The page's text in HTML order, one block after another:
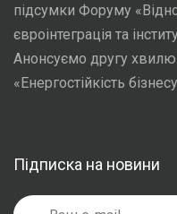
підсумки Форуму
євроінтеграція та
Анонсуємо другу
«Енергостійкість
Підписка на новини